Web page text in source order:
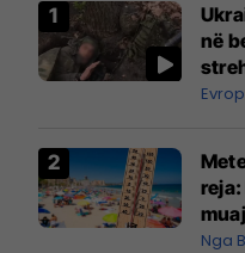
në
Nga